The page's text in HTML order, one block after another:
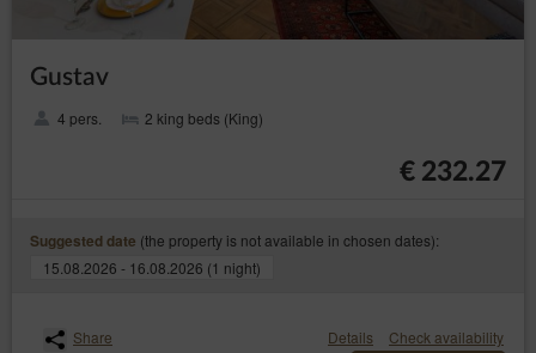
Gustav
4 pers. 2 king beds (King)
€ 232.27
Suggested date (the property is not available in chosen dates):
15.08.2026 - 16.08.2026 (1 night)
Share Details Check availability